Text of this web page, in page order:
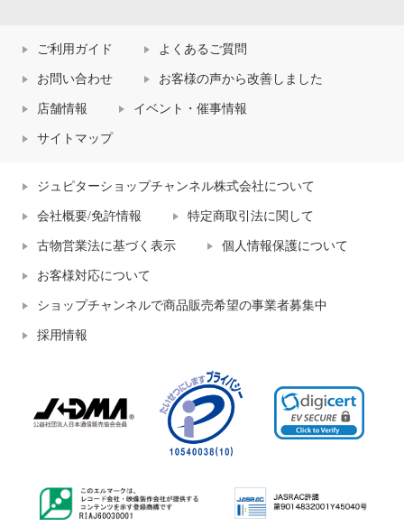
ご利用ガイド よくあるご質問
お問い合わせ お客様の声から改善しました
店舗情報 イベント・催事情報
サイトマップ
ジュピターショップチャンネル株式会社について
会社概要/免許情報 特定商取引法に関して
古物営業法に基づく表示 個人情報保護について
お客様対応について
ショップチャンネルで商品販売希望の事業者募集中
採用情報